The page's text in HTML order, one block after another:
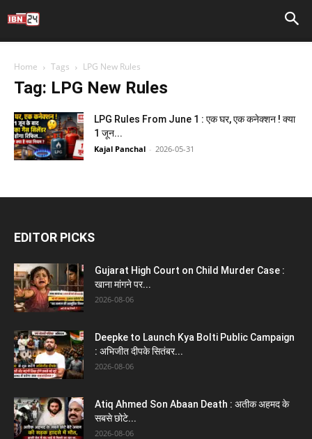
Home Tags LPG New Rules
Tag: LPG New Rules
LPG Rules From June 1 : एक घर, एक कनेक्शन ! क्या
1 जून...
Kajal Panchal - 2026-05-31
EDITOR PICKS
Gujarat High Court on Child Murder Case :
खाना मांगने पर...
2026-08-06
Deepke to Launch Kya Bolti Public Campaign
: अभिजीत दीपके सितंबर...
2026-08-06
Atiq Ahmed Son Abaan Death : अतीक अहमद के
सबसे छोटे...
2026-08-06